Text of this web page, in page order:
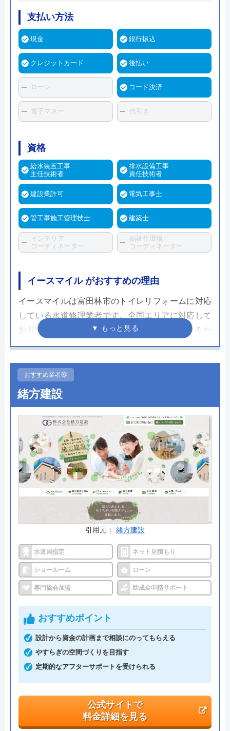
支払い方法
現金 銀行振込
クレジットカード 後払い
ローン コード決済
電子マネー 代引き
資格
給水装置工事
主任技術者
排水設備工事
責任技術者
建設業許可 電気工事士
管工事施工管理技士 建築士
インテリア
コーディネーター
福祉住環境
コーディネーター
イースマイル がおすすめの理由
イースマイルは富田林市のトイレリフォームに対応
している水道修理業者です。全国エリアに対応して
おり数多くのトイレの修理や交換してきているた
め、その実績だけでなく、さまざまな自治体の水道
るため、技術面では非常に信頼できる業者です。
支払い方法も多彩で、現金だけではなくクレジット
カードやモバイル決済を利用することも出来ます。
24時間365日で対応可能で見積もりや出張料も無料
ですので、相見積もりの一社に加えたい企業の一つ
です。
公式サイトで
料金詳細を見る
今すぐ電話で相談する
0120-091-026
受付時間： 24時間
イースマイル の基本情報
運営会社 株式会社イ―スマイル
代表者 島村禮孝
創業・設立 平成4年6月1日創業
本社所在地
〒542-0066
大阪府大阪市中央区瓦屋町3丁目7-3 イ
―スマイルビル
おすすめ業者⑥
緒方建設
引用元： 緒方建設
水道局指定 ネット見積もり
ショールーム ローン
専門協会加盟 助成金申請サポート
おすすめポイント
設計から資金の計画まで相談にのってもらえる
やすらぎの空間づくりを目指す
定期的なアフターサポートを受けられる
公式サイトで
料金詳細を見る